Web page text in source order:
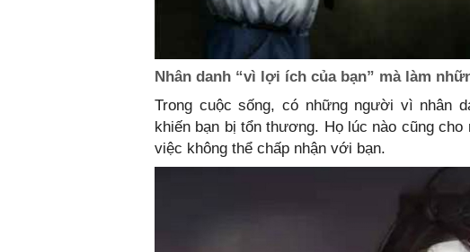
Nhân danh “vì lợi ích của bạn” mà làm
Trong cuộc sống, có những người vì nhân
khiến bạn bị tổn thương. Họ lúc nào cũng
việc không thể chấp nhận với bạn.